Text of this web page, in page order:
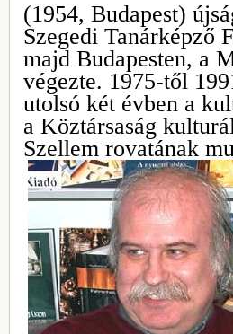
(1954, Budapest)
Szegedi Tanárképző
majd Budapesten, a
végezte. 1975-től
utolsó két évben a
a Köztársaság
Szellem rovatának